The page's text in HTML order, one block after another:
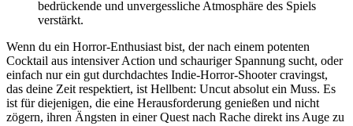
bedrückende und unvergessliche Atmosphäre des Spiels
verstärkt.
Wenn du ein Horror-Enthusiast bist, der nach einem potenten
Cocktail aus intensiver Action und schauriger Spannung sucht, oder
einfach nur ein gut durchdachtes Indie-Horror-Shooter cravingst,
das deine Zeit respektiert, ist Hellbent: Uncut absolut ein Muss. Es
ist für diejenigen, die eine Herausforderung genießen und nicht
zögern, ihren Ängsten in einer Quest nach Rache direkt ins Auge zu